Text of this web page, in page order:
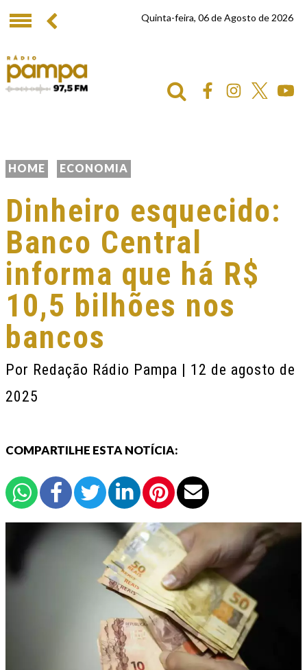
Quinta-feira, 06 de Agosto de 2026
HOME ECONOMIA
Dinheiro esquecido:
Banco Central
informa que há R$
10,5 bilhões nos
bancos
Por Redação Rádio Pampa | 12 de agosto de
2025
COMPARTILHE ESTA NOTÍCIA: